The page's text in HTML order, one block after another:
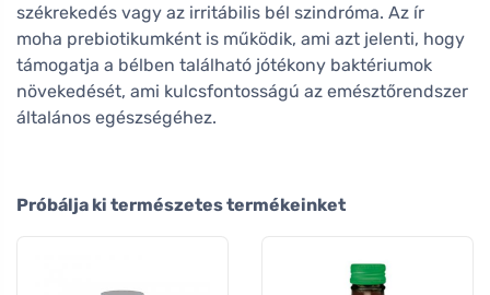
székrekedés vagy az irritábilis bél szindróma. Az ír
moha prebiotikumként is működik, ami azt jelenti, hogy
támogatja a bélben található jótékony baktériumok
növekedését, ami kulcsfontosságú az emésztőrendszer
általános egészségéhez.
Próbálja ki természetes termékeinket